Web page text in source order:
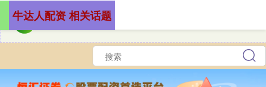
牛达人配资 相关话题